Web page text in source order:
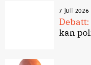
7 juli 2026
Debatt:
kan